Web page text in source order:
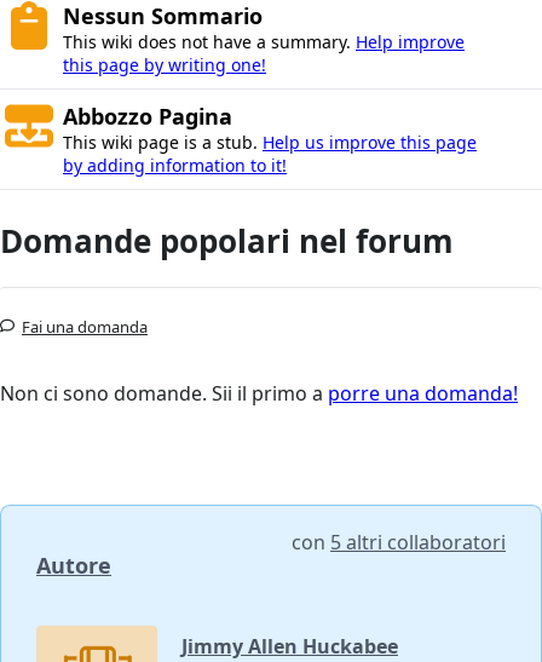
Nessun Sommario
This wiki does not have a summary. Help improve
this page by writing one!
Abbozzo Pagina
This wiki page is a stub. Help us improve this page
by adding information to it!
Domande popolari nel forum
Fai una domanda
Non ci sono domande. Sii il primo a porre una domanda!
Autore
con 5 altri collaboratori
Jimmy Allen Huckabee